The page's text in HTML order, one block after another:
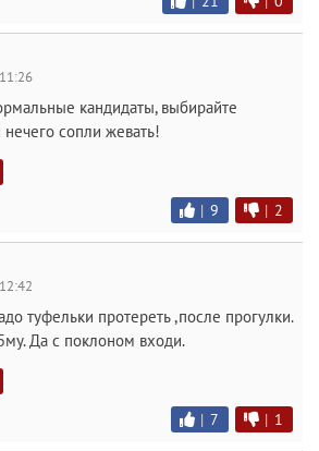
кандидаты, выбирайте
сопли жевать!
| 9 | 2
туфельки протереть ,после прогулки.
Да с поклоном входи.
| 7 | 1